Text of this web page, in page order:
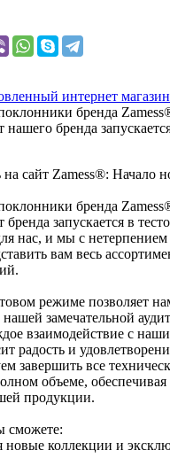
бренда
нашего бренда
на сайт Zamess®: Начало
бренда
бренда запускается в
нас, и мы с
вам весь
режиме позволяет
замечательной
взаимодействие с
радость и
завершить все
объеме,
продукции.
сможете:
новые коллекции и